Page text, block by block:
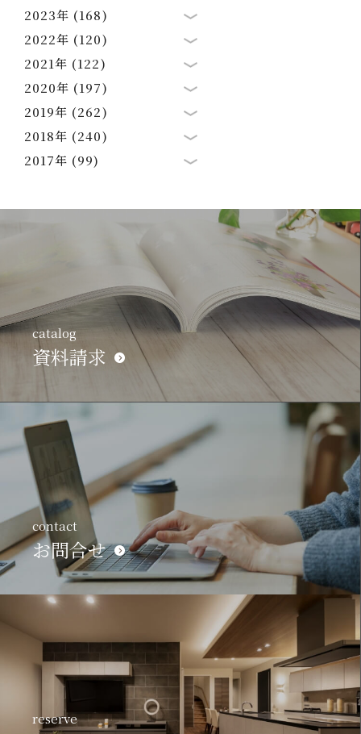
2023年 (168)
2022年 (120)
2021年 (122)
2020年 (197)
2019年 (262)
2018年 (240)
2017年 (99)
catalog
資料請求
contact
お問合せ
reserve